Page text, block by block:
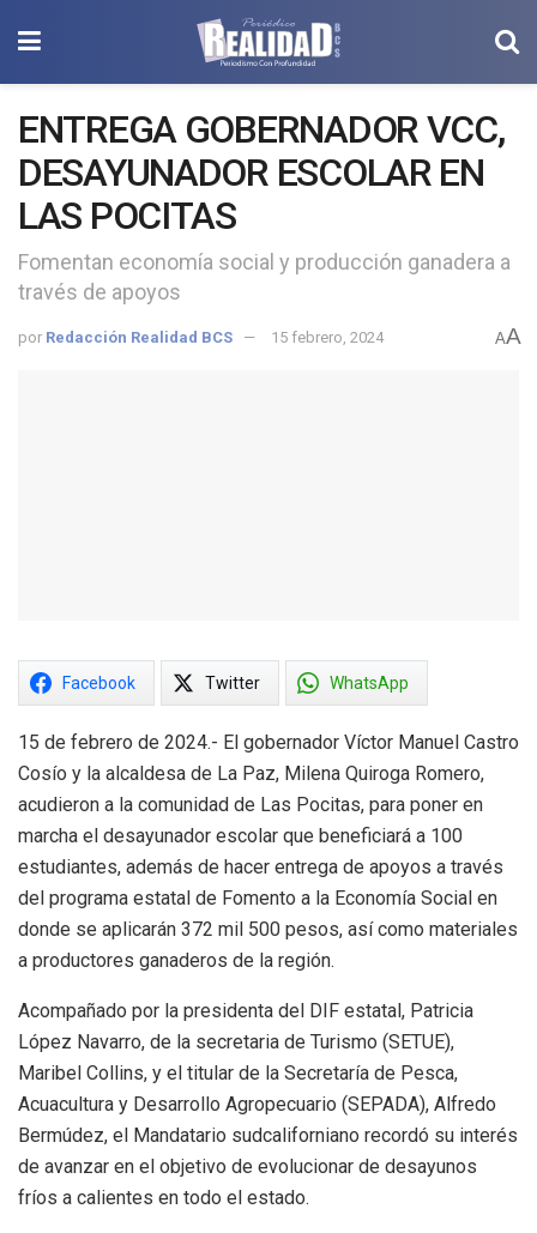
ENTREGA GOBERNADOR VCC,
DESAYUNADOR ESCOLAR EN
LAS POCITAS
Fomentan economía social y producción ganadera a
través de apoyos
por Redacción Realidad BCS 15 febrero, 2024 AA
Facebook Twitter WhatsApp
15 de febrero de 2024.- El gobernador Víctor Manuel Castro
Cosío y la alcaldesa de La Paz, Milena Quiroga Romero,
acudieron a la comunidad de Las Pocitas, para poner en
marcha el desayunador escolar que beneficiará a 100
estudiantes, además de hacer entrega de apoyos a través
del programa estatal de Fomento a la Economía Social en
donde se aplicarán 372 mil 500 pesos, así como materiales
a productores ganaderos de la región.
Acompañado por la presidenta del DIF estatal, Patricia
López Navarro, de la secretaria de Turismo (SETUE),
Maribel Collins, y el titular de la Secretaría de Pesca,
Acuacultura y Desarrollo Agropecuario (SEPADA), Alfredo
Bermúdez, el Mandatario sudcaliforniano recordó su interés
de avanzar en el objetivo de evolucionar de desayunos
fríos a calientes en todo el estado.